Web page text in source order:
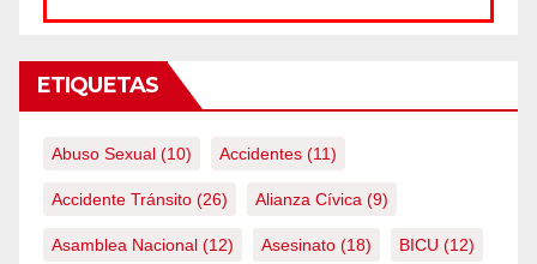
ETIQUETAS
Abuso Sexual (10) Accidentes (11)
Accidente Tránsito (26) Alianza Cívica (9)
Asamblea Nacional (12) Asesinato (18) BICU (12)